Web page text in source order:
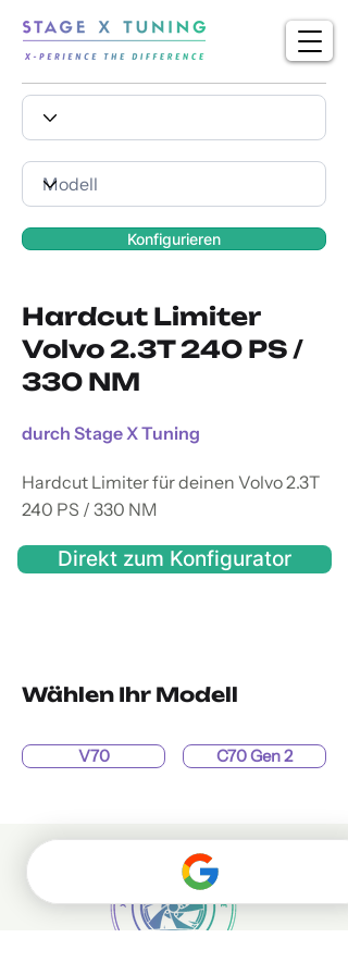
Konfigurieren
Hardcut Limiter
Volvo 2.3T 240 PS /
330 NM
durch Stage X Tuning
Hardcut Limiter für deinen Volvo 2.3T
240 PS / 330 NM
Direkt zum Konfigurator
Wählen Ihr Modell
V70 C70 Gen 2